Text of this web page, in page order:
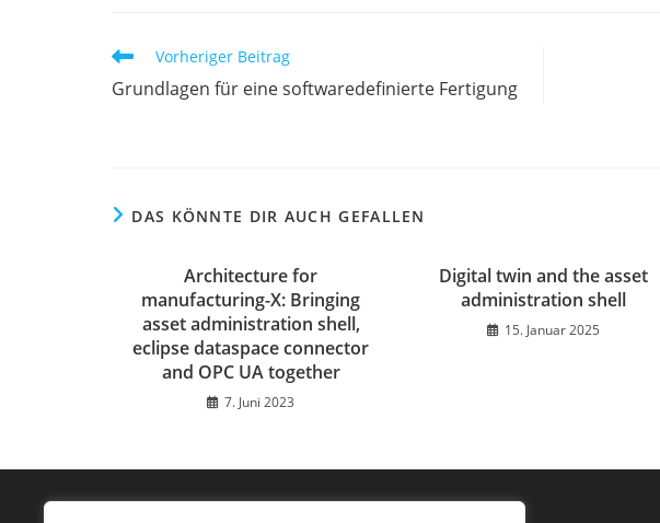
Weitere
ansehen
Vorheriger Beitrag
Grundlagen für eine softwaredefinierte Fertigung
DAS KÖNNTE DIR AUCH GEFALLEN
Architecture for
manufacturing-X: Bringing
asset administration shell,
eclipse dataspace connector
and OPC UA together
7. Juni 2023
Digital twin and the asset
administration shell
15. Januar 2025